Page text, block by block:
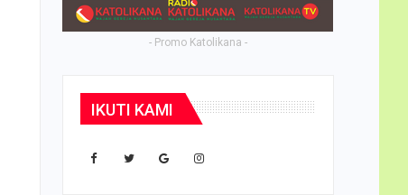
- Promo Katolikana -
IKUTI KAMI